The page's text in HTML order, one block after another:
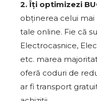
2. Îți optimizezi
obținerea celui mai
tale online. Fie că
Electrocasnice,
etc. marea
oferă coduri de
ar fi transport